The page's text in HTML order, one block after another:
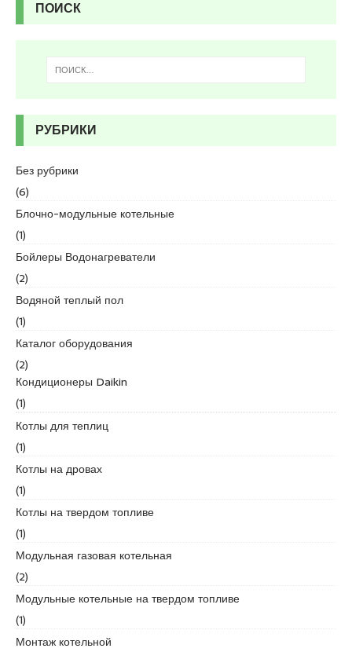
ПОИСК
РУБРИКИ
Без рубрики
(6)
Блочно-модульные котельные
(1)
Бойлеры Водонагреватели
(2)
Водяной теплый пол
(1)
Каталог оборудования
(2)
Кондиционеры Daikin
(1)
Котлы для теплиц
(1)
Котлы на дровах
(1)
Котлы на твердом топливе
(1)
Модульная газовая котельная
(2)
Модульные котельные на твердом топливе
(1)
Монтаж котельной